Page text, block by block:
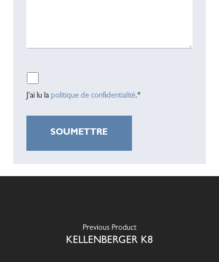
J'ai lu la politique de confidentialité.*
Previous Product
KELLENBERGER K8